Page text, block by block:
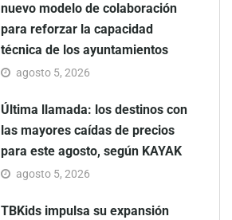
nuevo modelo de colaboración
para reforzar la capacidad
técnica de los ayuntamientos
agosto 5, 2026
Última llamada: los destinos con
las mayores caídas de precios
para este agosto, según KAYAK
agosto 5, 2026
TBKids impulsa su expansión